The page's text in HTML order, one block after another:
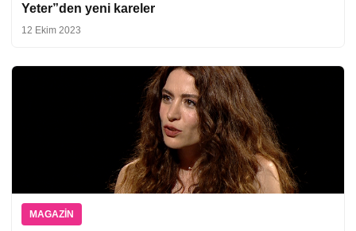
Yeter”den yeni kareler
12 Ekim 2023
MAGAZIN